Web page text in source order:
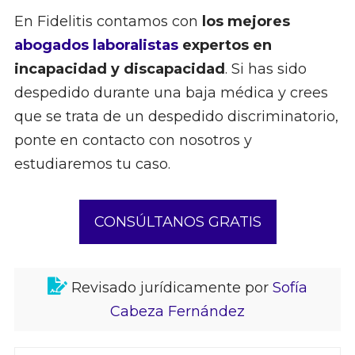
En Fidelitis contamos con los mejores
abogados laboralistasexpertos en
incapacidad y discapacidad. Si has sido
despedido durante una baja médica y crees
que se trata de un despedido discriminatorio,
ponte en contacto con nosotros y
estudiaremos tu caso.
CONSÚLTANOS GRATIS
Revisado jurídicamente por Sofía
Cabeza Fernández